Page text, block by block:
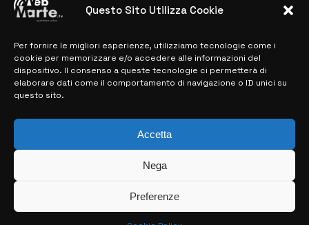
Questo Sito Utilizza Cookie
Per fornire le migliori esperienze, utilizziamo tecnologie come i
cookie per memorizzare e/o accedere alle informazioni del
dispositivo. Il consenso a queste tecnologie ci permetterà di
elaborare dati come il comportamento di navigazione o ID unici su
questo sito.
Accetta
Nega
Preferenze
MAPPA DEL SITO
> NOTIZIE